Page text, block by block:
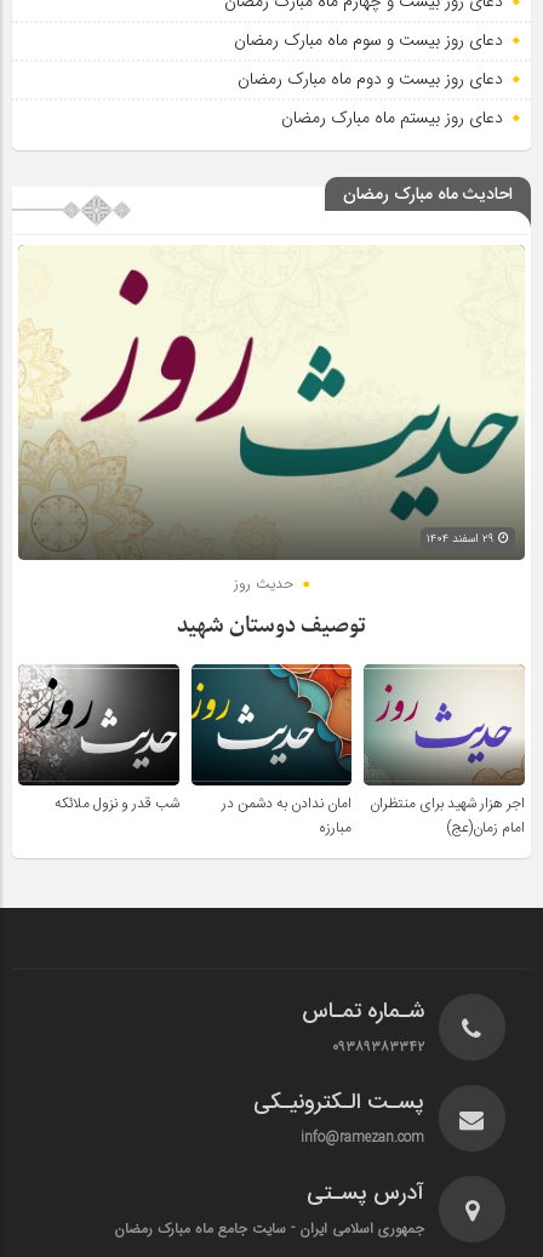
دعای روز بیست و سوم ماه مبارک رمضان
دعای روز بیست و دوم ماه مبارک رمضان
دعای روز بیستم ماه مبارک رمضان
احادیث ماه مبارک رمضان
حدیث روز
توصیف دوستان شهید
اجر هزار شهید برای منتظران
امام زمان(عج)
امان ندادن به دشمن در
مبارزه
شب قدر و نزول ملائکه
شـماره تمـاس
۰۹۳۸۹۳۸۳۳۴۲
پسـت الـکترونیـکی
info@ramezan.com
آدرس پسـتی
جمهوری اسلامی ایران - سایت جامع ماه مبارک رمضان